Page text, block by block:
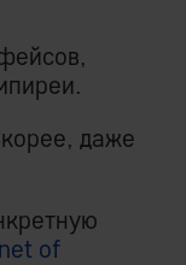
даже
of